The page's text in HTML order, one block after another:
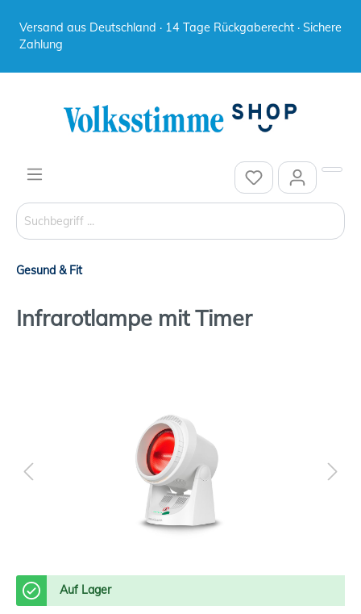
Versand aus Deutschland · 14 Tage Rückgaberecht · Sichere
Zahlung
Gesund & Fit
Infrarotlampe mit Timer
Auf Lager